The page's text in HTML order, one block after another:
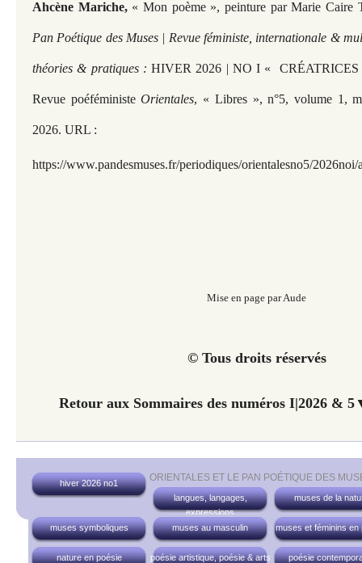
Ahcène Mariche, « Mon poème », peinture par Marie Caire
Pan Poétique des Muses | Revue féministe, internationale &
théories & pratiques :HIVER 2026 | NO I «
Revue poéféministeOrientales, « Libres », n°5, volume 1,
2026. URL :
https://www.pandesmuses.fr/periodiques/orientalesno5/2026noi/
Mise en page par Aude
© Tous droits réservés
Retour aux Sommaires des numéros I|2026 &
ORIENTALES ET LE PAN POÉTIQUE DES
hiver 2026 no1
langues, langages,
expressions
muses de la
muses symboliques muses au masculin muses et féminins en
nature en poésie poésie artistique, poésie & arts poésie